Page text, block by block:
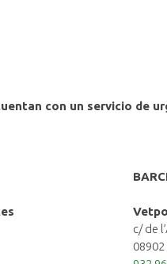
con un servicio de
c/ de